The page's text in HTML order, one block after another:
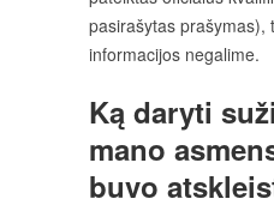
pasirašytas prašymas),
informacijos negalime.
Ką daryti
mano
buvo